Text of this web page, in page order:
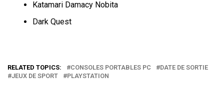
Katamari Damacy Nobita
Dark Quest
RELATED TOPICS: CONSOLES PORTABLES PC
DATE DE SORTIE
JEUX DE SPORT
PLAYSTATION